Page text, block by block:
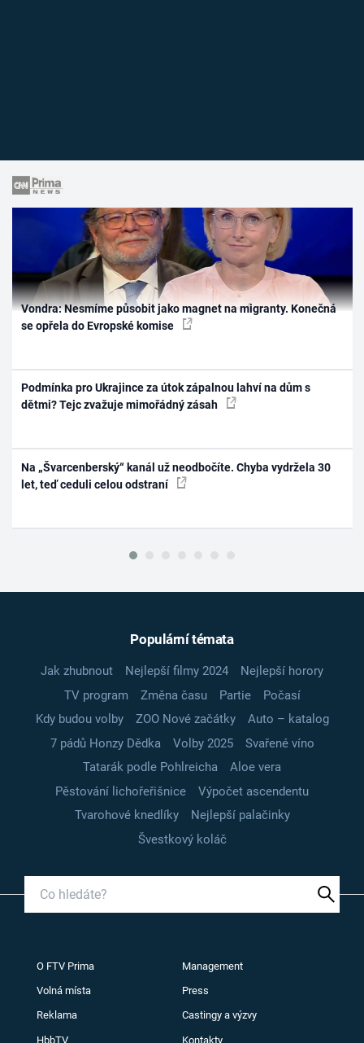
Vondra: Nesmíme působit jako magnet na migranty. Konečná
se opřela do Evropské komise
Podmínka pro Ukrajince za útok zápalnou lahví na dům s
dětmi? Tejc zvažuje mimořádný zásah
Na „Švarcenberský“ kanál už neodbočíte. Chyba vydržela 30
let, teď ceduli celou odstraní
Populární témata
Jak zhubnout Nejlepší filmy 2024
Nejlepší horory
TV program
Změna času Partie
Počasí
Kdy budou volby
ZOO Nové začátky
Auto – katalog
7 pádů Honzy Dědka
Volby 2025
Svařené víno
Tatarák podle Pohlreicha
Aloe vera
Pěstování lichořeřišnice
Výpočet ascendentu
Tvarohové knedlíky
Nejlepší palačinky
Švestkový koláč
O FTV Prima Management
Volná místa Press
Reklama Castingy a výzvy
HbbTV Kontakty